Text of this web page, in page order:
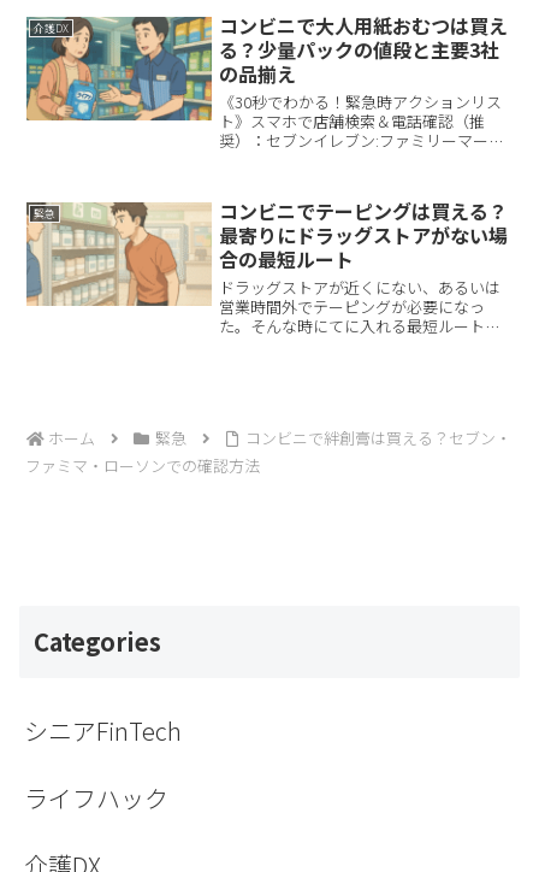
うにどの店舗にも必ず置いてある品では
ありません。移動時間を無...
介護DX
コンビニで大人用紙おむつは買え
る？少量パックの値段と主要3社
の品揃え
《30秒でわかる！緊急時アクションリス
ト》スマホで店舗検索＆電話確認（推
奨）：セブンイレブン:ファミリーマート:
となります。最寄り店舗を探し、「大人
用のパンツタイプの...
緊急
コンビニでテーピングは買える？
最寄りにドラッグストアがない場
合の最短ルート
ドラッグストアが近くにない、あるいは
営業時間外でテーピングが必要になっ
た。そんな時にてに入れる最短ルートは
ホーム
緊急
コンビニで絆創膏は買える？セブン・
ファミマ・ローソンでの確認方法
Categories
シニアFinTech
ライフハック